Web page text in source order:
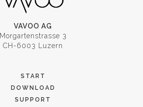
VAVOO AG
Morgartenstrasse 3
CH-6003 Luzern
START
DOWNLOAD
SUPPORT